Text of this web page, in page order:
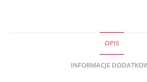
OPIS
INFORMACJE